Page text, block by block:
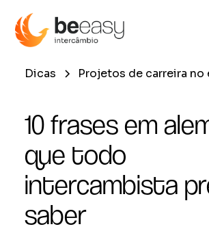
Dicas Projetos de carreira no
10 frases em
que todo
intercambista
saber